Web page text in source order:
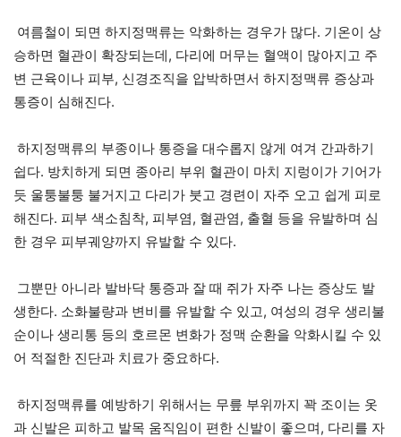
여름철이 되면 하지정맥류는 악화하는 경우가 많다. 기온이 상
승하면 혈관이 확장되는데, 다리에 머무는 혈액이 많아지고 주
변 근육이나 피부, 신경조직을 압박하면서 하지정맥류 증상과
통증이 심해진다.
하지정맥류의 부종이나 통증을 대수롭지 않게 여겨 간과하기
쉽다. 방치하게 되면 종아리 부위 혈관이 마치 지렁이가 기어가
듯 울퉁불퉁 불거지고 다리가 붓고 경련이 자주 오고 쉽게 피로
해진다. 피부 색소침착, 피부염, 혈관염, 출혈 등을 유발하며 심
한 경우 피부궤양까지 유발할 수 있다.
그뿐만 아니라 발바닥 통증과 잘 때 쥐가 자주 나는 증상도 발
생한다. 소화불량과 변비를 유발할 수 있고, 여성의 경우 생리불
순이나 생리통 등의 호르몬 변화가 정맥 순환을 악화시킬 수 있
어 적절한 진단과 치료가 중요하다.
하지정맥류를 예방하기 위해서는 무릎 부위까지 꽉 조이는 옷
과 신발은 피하고 발목 움직임이 편한 신발이 좋으며, 다리를 자